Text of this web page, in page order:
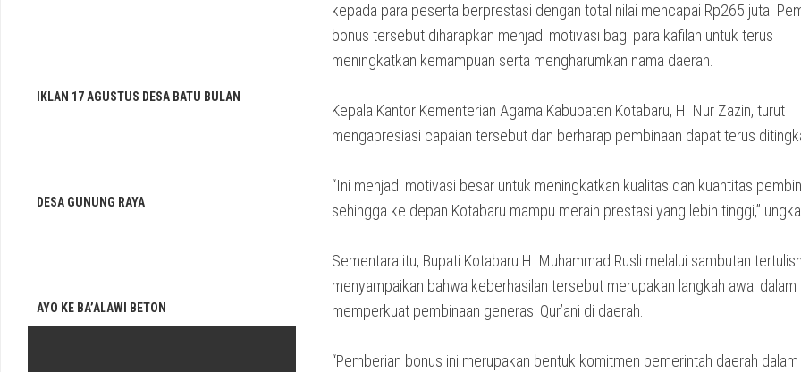
kepada para peserta berprestasi dengan total nilai mencapai Rp265 juta.
bonus tersebut diharapkan menjadi motivasi bagi para kafilah untuk terus
meningkatkan kemampuan serta mengharumkan nama daerah.
Kepala Kantor Kementerian Agama Kabupaten Kotabaru, H. Nur Zazin, turut
mengapresiasi capaian tersebut dan berharap pembinaan dapat terus
“Ini menjadi motivasi besar untuk meningkatkan kualitas dan kuantitas
sehingga ke depan Kotabaru mampu meraih prestasi yang lebih tinggi,”
Sementara itu, Bupati Kotabaru H. Muhammad Rusli melalui sambutan
menyampaikan bahwa keberhasilan tersebut merupakan langkah awal dalam
memperkuat pembinaan generasi Qur’ani di daerah.
“Pemberian bonus ini merupakan bentuk komitmen pemerintah daerah dalam
IKLAN 17 AGUSTUS DESA BATU BULAN
DESA GUNUNG RAYA
AYO KE BA’ALAWI BETON